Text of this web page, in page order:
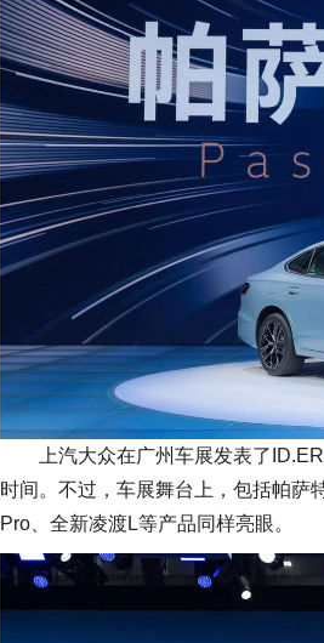
上汽大众在广州车展发表了
时间。不过，车展舞台上，包括帕萨
Pro、全新凌渡L等产品同样亮眼。